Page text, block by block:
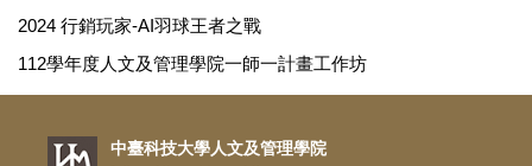
2024 行銷玩家-AI羽球王者之戰
112學年度人文及管理學院一師一計畫工作坊
中臺科技大學人文及管理學院